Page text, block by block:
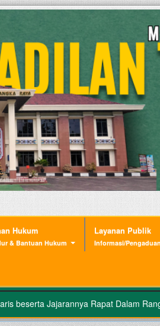
Hukum
& Bantuan Hukum
Layanan Publik
Informasi/Pengaduan
beserta Jajarannya Rapat Dalam